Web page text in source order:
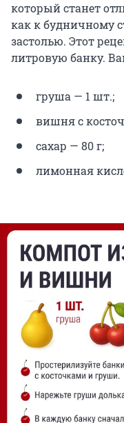
который станет
как к будничному
застолью. Этот
литровую банку.
груша — 1 шт.;
вишня с
сахар — 80 г;
лимонная